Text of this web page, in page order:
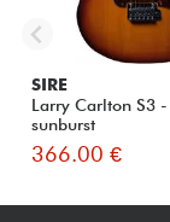
SIRE
Larry Carlton S3
sunburst
366.00 €